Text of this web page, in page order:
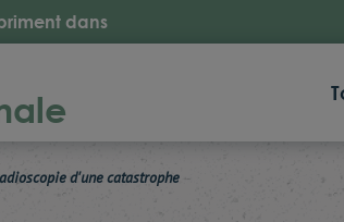
dans
d'une catastrophe